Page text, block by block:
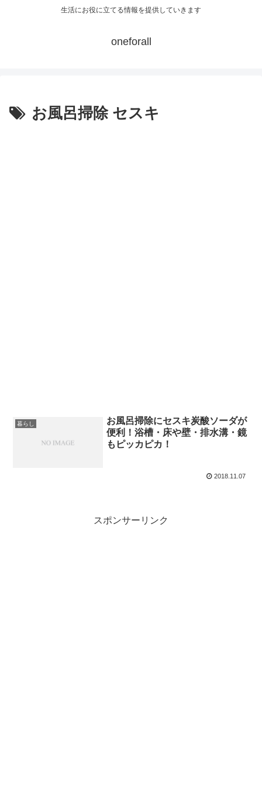
生活にお役に立てる情報を提供していきます
oneforall
お風呂掃除 セスキ
暮らし
お風呂掃除にセスキ炭酸ソーダが
便利！浴槽・床や壁・排水溝・鏡
もピッカピカ！
2018.11.07
スポンサーリンク